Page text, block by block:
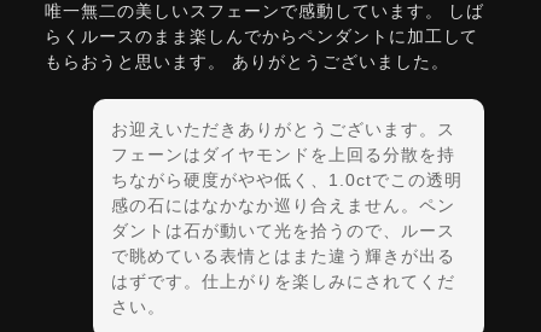
唯一無二の美しいスフェーンで感動しています。 しば
らくルースのまま楽しんでからペンダントに加工して
もらおうと思います。 ありがとうございました。
お迎えいただきありがとうございます。ス
フェーンはダイヤモンドを上回る分散を持
ちながら硬度がやや低く、1.0ctでこの透明
感の石にはなかなか巡り合えません。ペン
ダントは石が動いて光を拾うので、ルース
で眺めている表情とはまた違う輝きが出る
はずです。仕上がりを楽しみにされてくだ
さい。